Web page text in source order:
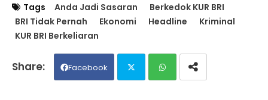
Tags Anda Jadi Sasaran
Berkedok KUR BRI
BRI Tidak Pernah
Ekonomi Headline
Kriminal
KUR BRI Berkeliaran
Facebook